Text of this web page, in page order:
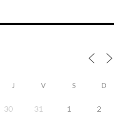
J V S D
30 31 1 2